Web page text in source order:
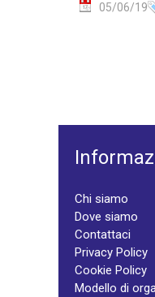
05/06/19
Chi siamo
Dove siamo
Contattaci
Privacy Policy
Cookie Policy
Modello di